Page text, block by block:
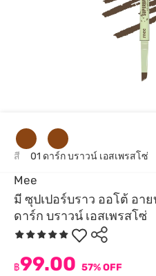
Mee
มี ซุปเปอร์บราว ออโต้ อา
ดาร์ก บราวน์ เอสเพรสโซ่
฿99.00 57% OFF
สี 01 ดาร์ก บราวน์ เอสเพรสโซ่